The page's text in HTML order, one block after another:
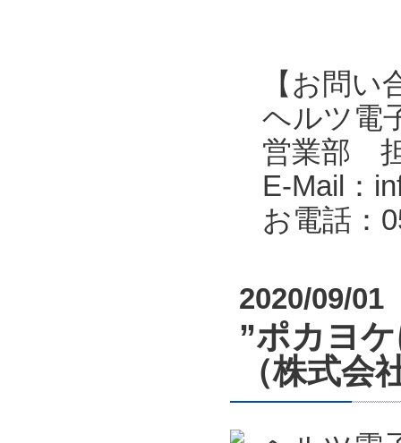
【お問い
ヘルツ電
営業部
E-Mail：
お電話：
2020/09/01
”ポカヨ
（株式会